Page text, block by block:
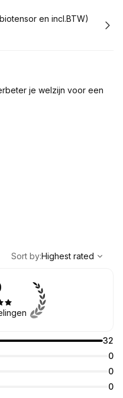
en incl.BTW)
je welzijn voor een
Highest rated
Sort by:Highest rated
32
0
0
0